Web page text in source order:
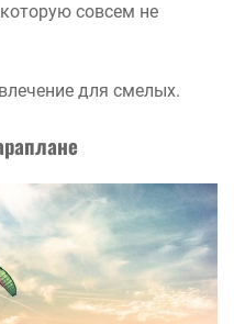
совсем не
для смелых.